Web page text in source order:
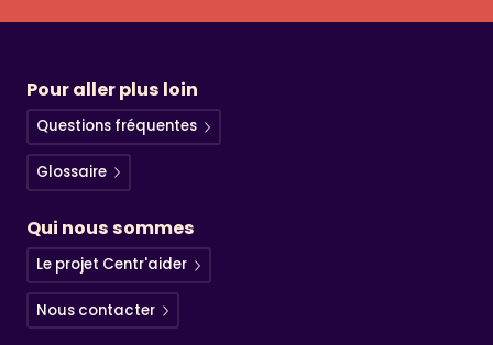
Pour aller plus loin
Questions fréquentes
Glossaire
Qui nous sommes
Le projet Centr'aider
Nous contacter